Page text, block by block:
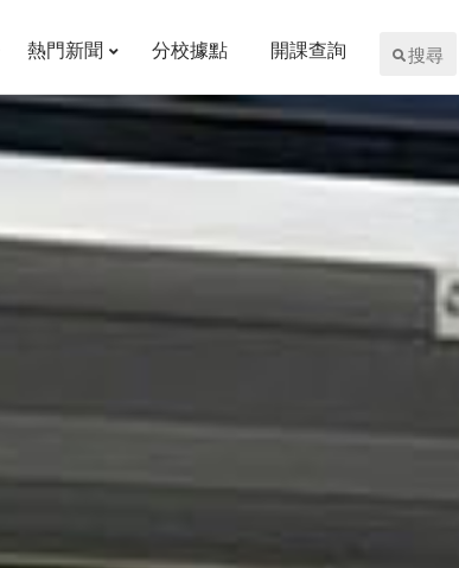
搜尋
開課查詢
分校據點
熱門新聞